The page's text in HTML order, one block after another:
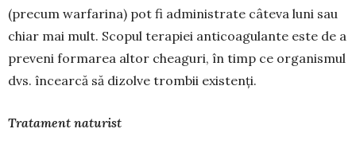
(pre­cum warfarina) pot fi ad­ministrate câteva luni sau
chiar mai mult. Scopul terapiei anticoagulante este de a
preveni formarea altor cheaguri, în timp ce organismul
dvs. încearcă să dizolve trombii exis­tenți.
Tratament naturist